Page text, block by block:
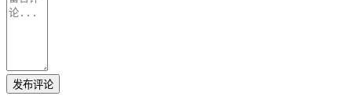
发布评论